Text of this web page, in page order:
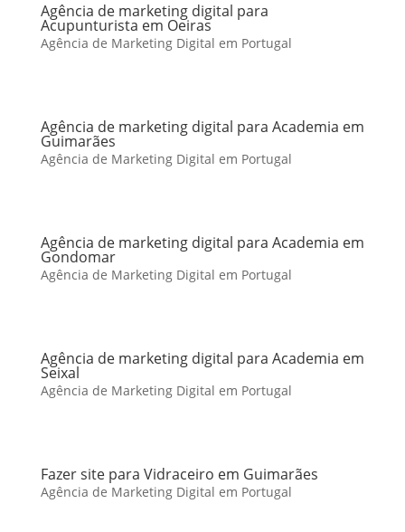
Agência de marketing digital para
Acupunturista em Oeiras
Agência de Marketing Digital em Portugal
Agência de marketing digital para Academia em
Guimarães
Agência de Marketing Digital em Portugal
Agência de marketing digital para Academia em
Gondomar
Agência de Marketing Digital em Portugal
Agência de marketing digital para Academia em
Seixal
Agência de Marketing Digital em Portugal
Fazer site para Vidraceiro em Guimarães
Agência de Marketing Digital em Portugal